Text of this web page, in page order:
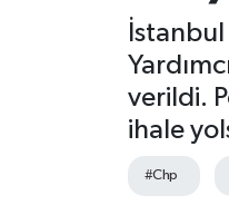
verildi.
ihale
#Chp